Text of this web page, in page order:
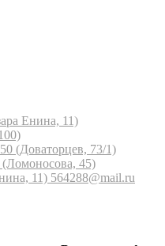
Енина, 11)
(Доваторцев, 73/1)
(Ломоносова, 45)
11) 564288@mail.ru